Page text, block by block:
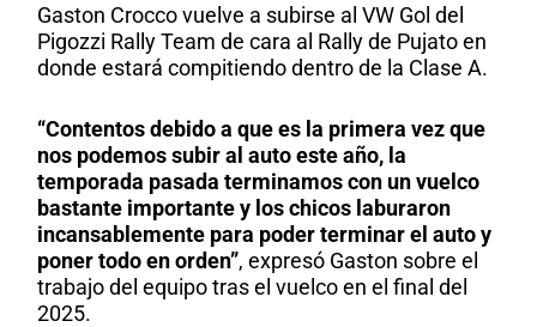
Gaston Crocco vuelve a subirse al VW Gol del
Pigozzi Rally Team de cara al Rally de Pujato en
donde estará compitiendo dentro de la Clase A.
“Contentos debido a que es la primera vez que
nos podemos subir al auto este año, la
temporada pasada terminamos con un vuelco
bastante importante y los chicos laburaron
incansablemente para poder terminar el auto y
poner todo en orden”, expresó Gaston sobre el
trabajo del equipo tras el vuelco en el final del
2025.